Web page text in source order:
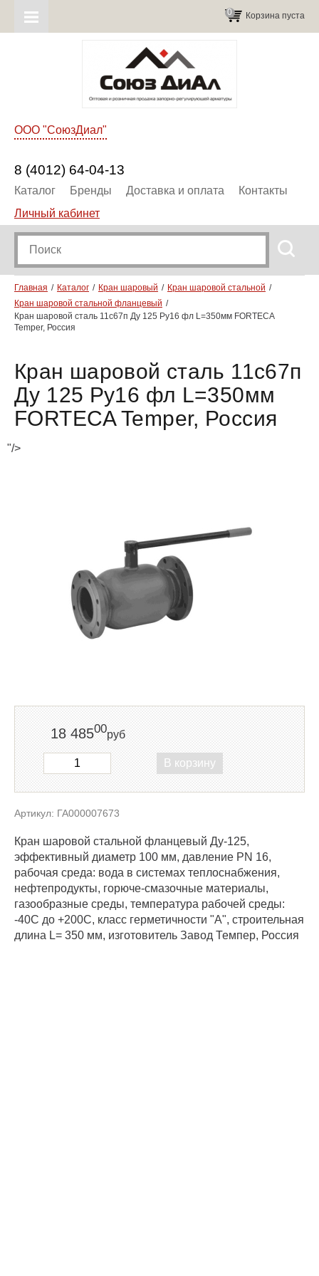
Корзина пуста
0
ООО "СоюзДиал"
8 (4012) 64-04-13
Каталог Бренды Доставка и оплата
Контакты
Личный кабинет
Главная Каталог Кран шаровый
Кран шаровой стальной
Кран шаровой стальной фланцевый
Кран шаровой сталь 11с67п Ду 125 Ру16 фл L=350мм FORTECA
Temper, Россия
Кран шаровой сталь 11с67п
Ду 125 Ру16 фл L=350мм
FORTECA Temper, Россия
"/>
18 48500руб
В корзину
Артикул: ГА000007673
Кран шаровой стальной фланцевый Ду-125,
эффективный диаметр 100 мм, давление PN 16,
рабочая среда: вода в системах теплоснабжения,
нефтепродукты, горюче-смазочные материалы,
газообразные среды, температура рабочей среды:
-40C до +200С, класс герметичности "А", строительная
длина L= 350 мм, изготовитель Завод Темпер, Россия